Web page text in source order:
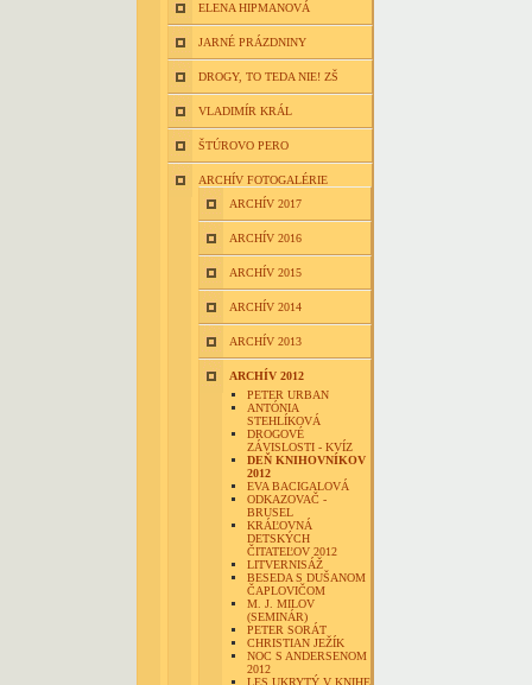
ELENA HIPMANOVÁ
JARNÉ PRÁZDNINY
DROGY, TO TEDA NIE! ZŠ
VLADIMÍR KRÁL
ŠTÚROVO PERO
ARCHÍV FOTOGALÉRIE
ARCHÍV 2017
ARCHÍV 2016
ARCHÍV 2015
ARCHÍV 2014
ARCHÍV 2013
ARCHÍV 2012
PETER URBAN
ANTÓNIA
STEHLÍKOVÁ
DROGOVÉ
ZÁVISLOSTI - KVÍZ
DEŇ KNIHOVNÍKOV
2012
EVA BACIGALOVÁ
ODKAZOVAČ -
BRUSEL
KRÁĽOVNÁ
DETSKÝCH
ČITATEĽOV 2012
LITVERNISÁŽ
BESEDA S DUŠANOM
ČAPLOVIČOM
M. J. MILOV
(SEMINÁR)
PETER SORÁT
CHRISTIAN JEŽÍK
NOC S ANDERSENOM
2012
LES UKRYTÝ V KNIHE